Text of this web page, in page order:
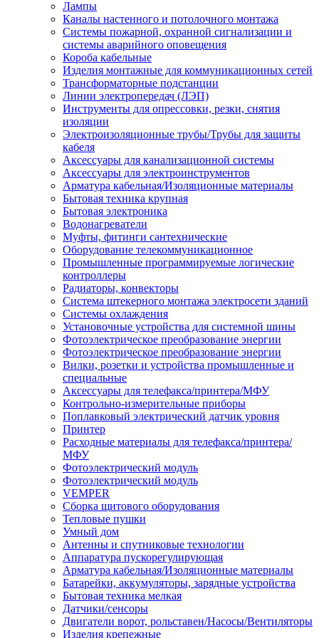
Лампы
Каналы настенного и потолочного монтажа
Системы пожарной, охранной сигнализации и
системы аварийного оповещения
Короба кабельные
Изделия монтажные для коммуникационных сетей
Трансформаторные подстанции
Линии электропередач (ЛЭП)
Инструменты для опрессовки, резки, снятия
изоляции
Электроизоляционные трубы/Трубы для защиты
кабеля
Аксессуары для канализационной системы
Аксессуары для электроинструментов
Арматура кабельная/Изоляционные материалы
Бытовая техника крупная
Бытовая электроника
Водонагреватели
Муфты, фитинги сантехнические
Оборудование телекоммуникационное
Промышленные программируемые логические
контроллеры
Радиаторы, конвекторы
Система штекерного монтажа электросети зданий
Системы охлаждения
Установочные устройства для системной шины
Фотоэлектрическое преобразование энергии
Фотоэлектрическое преобразование энергии
Вилки, розетки и устройства промышленные и
специальные
Аксессуары для телефакса/принтера/МФУ
Контрольно-измерительные приборы
Поплавковый электрический датчик уровня
Принтер
Расходные материалы для телефакса/принтера/
МФУ
Фотоэлектрический модуль
Фотоэлектрический модуль
VEMPER
Сборка щитового оборудования
Тепловые пушки
Умный дом
Антенны и спутниковые технологии
Аппаратура пускорегулирующая
Арматура кабельная/Изоляционные материалы
Батарейки, аккумуляторы, зарядные устройства
Бытовая техника мелкая
Датчики/сенсоры
Двигатели ворот, рольставен/Насосы/Вентиляторы
Изделия крепежные